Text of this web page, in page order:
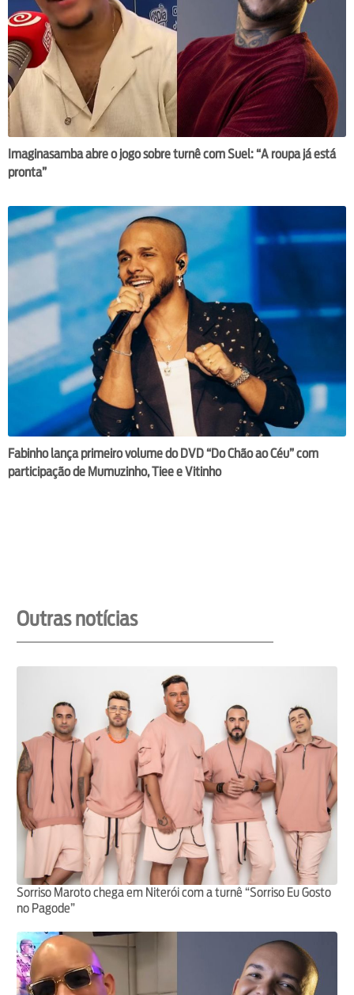
Imaginasamba abre o jogo sobre turnê com Suel: “A roupa já está
pronta”
Fabinho lança primeiro volume do DVD “Do Chão ao Céu” com
participação de Mumuzinho, Tiee e Vitinho
Outras notícias
Sorriso Maroto chega em Niterói com a turnê “Sorriso Eu Gosto
no Pagode”